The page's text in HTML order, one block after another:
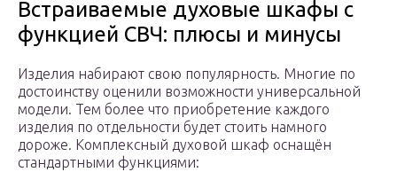
Встраиваемые духовые шкафы с
функцией СВЧ: плюсы и минусы
Изделия набирают свою популярность. Многие по
достоинству оценили возможности универсальной
модели. Тем более что приобретение каждого
изделия по отдельности будет стоить намного
дороже. Комплексный духовой шкаф оснащён
стандартными функциями: